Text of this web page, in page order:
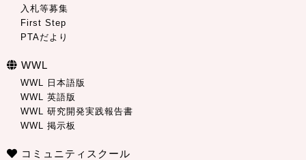
入札等募集
First Step
PTAだより
WWL
WWL 日本語版
WWL 英語版
WWL 研究開発実践報告書
WWL 掲示板
コミュニティスクール